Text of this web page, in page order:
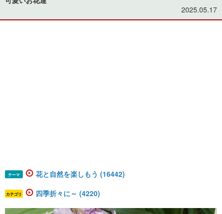
2025.05.17
テーマ 花と自然を楽しもう (16442)
カテゴリ 四季折々に～ (4220)